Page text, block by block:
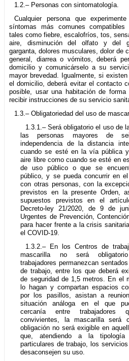
1.2.– Personas con sintomatología.
Cualquier persona que
síntomas más comunes compatibles
tales como fiebre, escalofríos, tos,
aire, disminución del olfato y del
garganta, dolores musculares, dolor de
general, diarrea o vómitos, deberá
domicilio y comunicárselo a su
mayor brevedad. Igualmente, si
el domicilio, deberá evitar el contacto
posible, usar una habitación de forma
recibir instrucciones de su servicio
1.3.– Obligatoriedad del uso de
1.3.1.– Será obligatorio el uso de
las personas mayores de
independencia de la distancia
cuando se esté en la vía pública
aire libre como cuando se esté en
de uso público o que se
público, y se pueda concurrir en
con otras personas, con la
previstos en la presente Orden,
supuestos previstos en el
Decreto-ley 21/2020, de 9 de
Urgentes de Prevención,
para hacer frente a la crisis
el COVID-19.
1.3.2.– En los Centros de
mascarilla no será
trabajadores permanezcan
de trabajo, entre los que deberá
de seguridad de 1,5 metros. En el
lo hagan y compartan espacios
por los pasillos, asistan a
situación análoga en el que
cercanía entre trabajadores
convivientes, la mascarilla será
obligación no será exigible en
que, atendiendo a la tipología
particulares de trabajo, los servicios
desaconsejen su uso.